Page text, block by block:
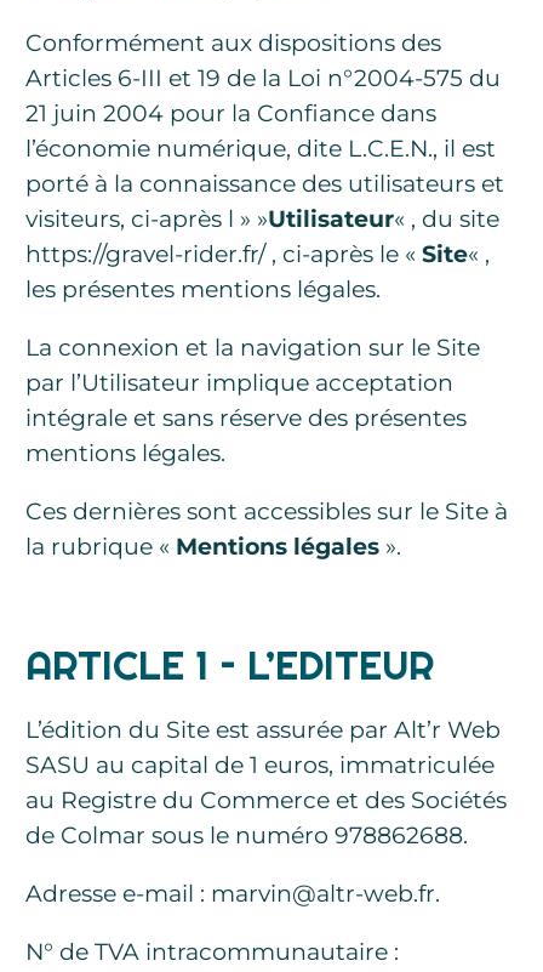
Conformément aux dispositions des
Articles 6-III et 19 de la Loi n°2004-575 du
21 juin 2004 pour la Confiance dans
l’économie numérique, dite L.C.E.N., il est
porté à la connaissance des utilisateurs et
visiteurs, ci-après l » »Utilisateur« , du site
https://gravel-rider.fr/ , ci-après le «Site« ,
les présentes mentions légales.
La connexion et la navigation sur le Site
par l’Utilisateur implique acceptation
intégrale et sans réserve des présentes
mentions légales.
Ces dernières sont accessibles sur le Site à
la rubrique « Mentions légales ».
ARTICLE 1 – L’EDITEUR
L’édition du Site est assurée par Alt’r Web
SASU au capital de 1 euros, immatriculée
au Registre du Commerce et des Sociétés
de Colmar sous le numéro 978862688.
Adresse e-mail : marvin@altr-web.fr.
N° de TVA intracommunautaire :